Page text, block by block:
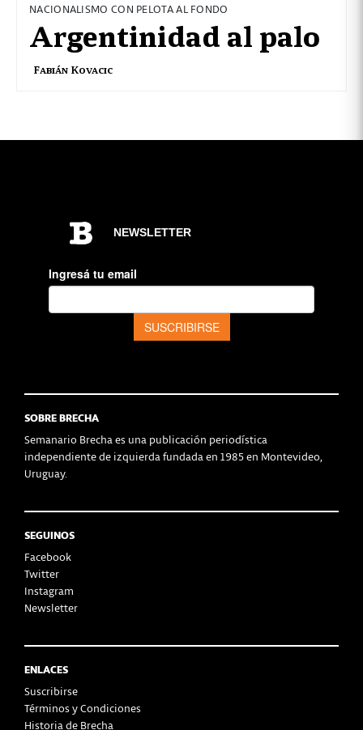
NACIONALISMO CON PELOTA AL FONDO
Argentinidad al palo
Fabián Kovacic
SOBRE BRECHA
Semanario Brecha es una publicación periodística
independiente de izquierda fundada en 1985 en Montevideo,
Uruguay.
SEGUINOS
Facebook
Twitter
Instagram
Newsletter
ENLACES
Suscribirse
Términos y Condiciones
Historia de Brecha